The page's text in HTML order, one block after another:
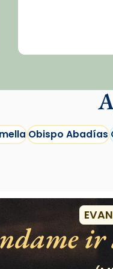
Obispo Abadías
ir